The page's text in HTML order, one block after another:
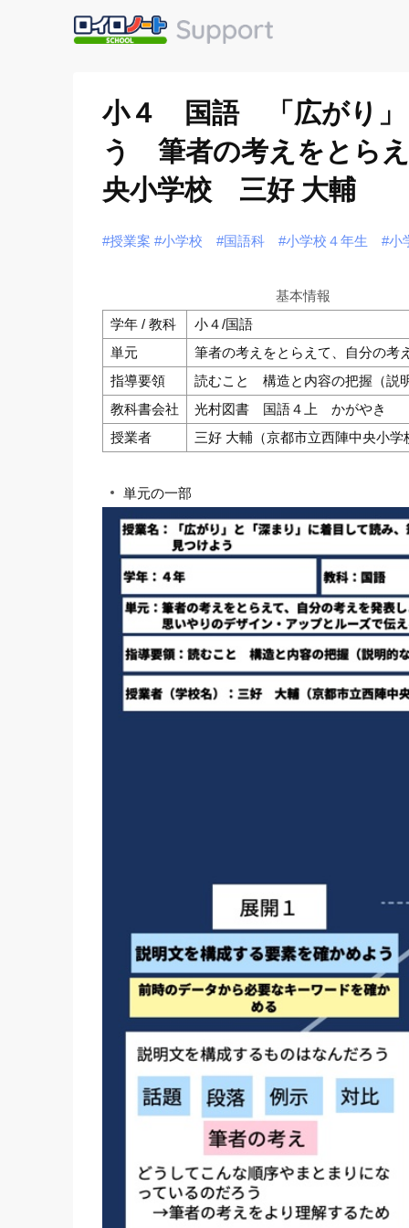
小４ 国語 「広がり」
う 筆者の考えをとらえ
央小学校 三好 大輔
#授業案 #小学校 #国語科 #小学校４年生 #小
基本情報
学年 / 教科
小４/国語
単元
筆者の考えをとらえて、自分の考
指導要領
読むこと 構造と内容の把握（説
教科書会社
光村図書 国語４上 かがやき
授業者
三好 大輔（京都市立西陣中央小学
単元の一部